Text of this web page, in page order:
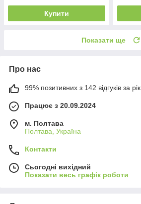
Купити
Показати ще
Про нас
99% позитивних з 142 відгуків за рік
Працює з 20.09.2024
м. Полтава
Полтава, Україна
Контакти
Сьогодні вихідний
Показати весь графік роботи